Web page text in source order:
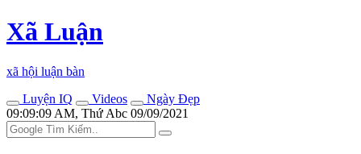
Xã Luận
xã hội luận bàn
Luyện IQ
Videos
Ngày Đẹp
09:09:09 AM, Thứ Abc 09/09/2021